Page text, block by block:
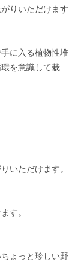
りいただけます
に入る植物性堆
を意識して栽
いただけます。
す。
ょっと珍しい野